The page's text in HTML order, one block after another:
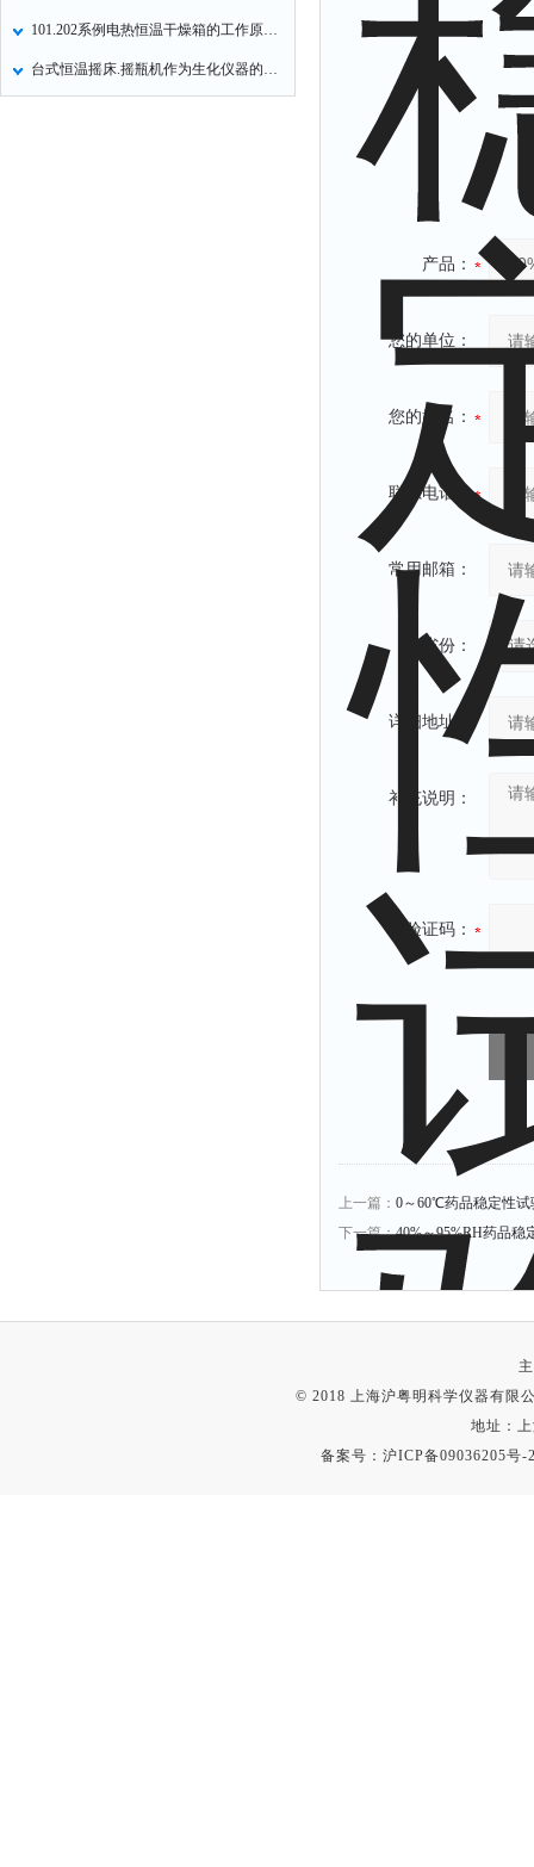
101.202系例电热恒温干燥箱的工作原理和使用方法
台式恒温摇床.摇瓶机作为生化仪器的使用说明
产品：
您的单位：
您的姓名：
联系电话：
常用邮箱：
省份：
详细地址：
补充说明：
验证码：
上一篇： 0～60℃药品稳定性
下一篇：40%～95%RH药品
© 2018 上海沪粤明科学仪器有限
地址：
备案号：沪ICP备09036205号-